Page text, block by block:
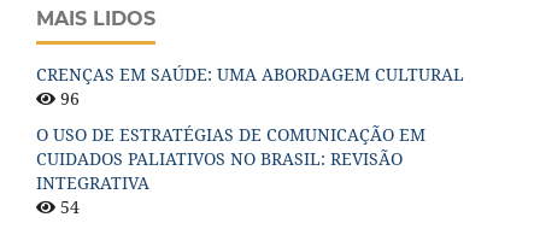
MAIS LIDOS
CRENÇAS EM SAÚDE: UMA ABORDAGEM CULTURAL
96
O USO DE ESTRATÉGIAS DE COMUNICAÇÃO EM
CUIDADOS PALIATIVOS NO BRASIL: REVISÃO
INTEGRATIVA
54